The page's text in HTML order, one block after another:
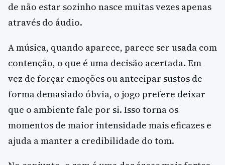
de não estar sozinho nasce muitas vezes apenas
através do áudio.
A música, quando aparece, parece ser usada com
contenção, o que é uma decisão acertada. Em
vez de forçar emoções ou antecipar sustos de
forma demasiado óbvia, o jogo prefere deixar
que o ambiente fale por si. Isso torna os
momentos de maior intensidade mais eficazes e
ajuda a manter a credibilidade do tom.